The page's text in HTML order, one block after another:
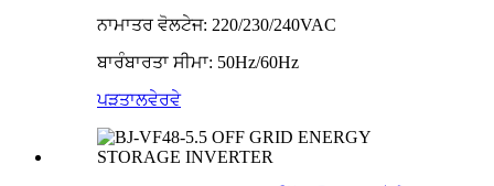
ਨਾਮਾਤਰ ਵੋਲਟੇਜ: 220/230/240VAC
ਬਾਰੰਬਾਰਤਾ ਸੀਮਾ: 50Hz/60Hz
ਪੜਤਾਲਵੇਰਵੇ